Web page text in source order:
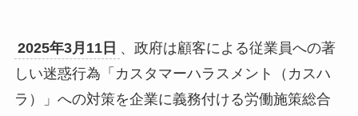
2025年3月11日 、政府は顧客による従業員への著
しい迷惑行為「カスタマーハラスメント（カスハ
ラ）」への対策を企業に義務付ける労働施策総合